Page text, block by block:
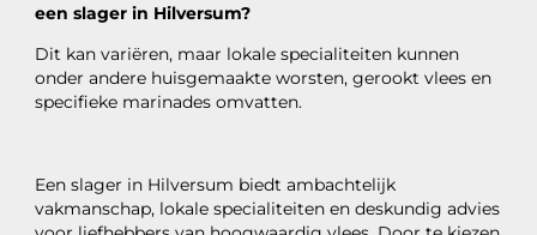
een slager in Hilversum?
Dit kan variëren, maar lokale specialiteiten kunnen
onder andere huisgemaakte worsten, gerookt vlees en
specifieke marinades omvatten.
Een slager in Hilversum biedt ambachtelijk
vakmanschap, lokale specialiteiten en deskundig advies